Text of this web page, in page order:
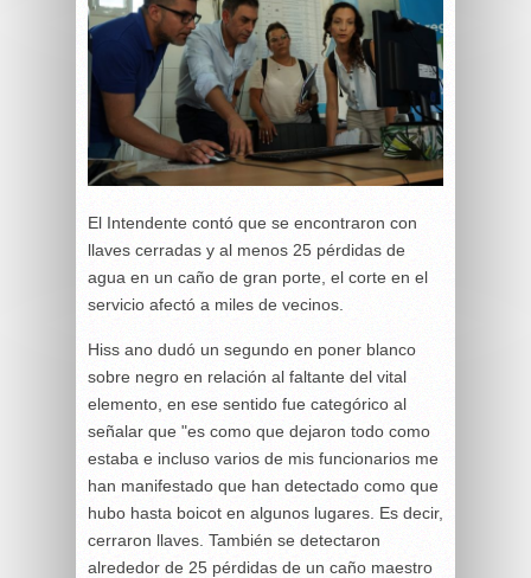
El Intendente contó que se encontraron con
llaves cerradas y al menos 25 pérdidas de
agua en un caño de gran porte, el corte en el
servicio afectó a miles de vecinos.
Hiss ano dudó un segundo en poner blanco
sobre negro en relación al faltante del vital
elemento, en ese sentido fue categórico al
señalar que "es como que dejaron todo como
estaba e incluso varios de mis funcionarios me
han manifestado que han detectado como que
hubo hasta boicot en algunos lugares. Es decir,
cerraron llaves. También se detectaron
alrededor de 25 pérdidas de un caño maestro